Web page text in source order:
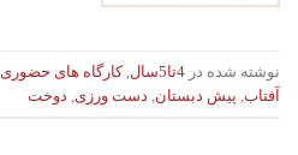
نوشته شده در 4تا5سال ,کارگاه های حضوری
آفتاب پیش دبستان دست ورزی دوخت